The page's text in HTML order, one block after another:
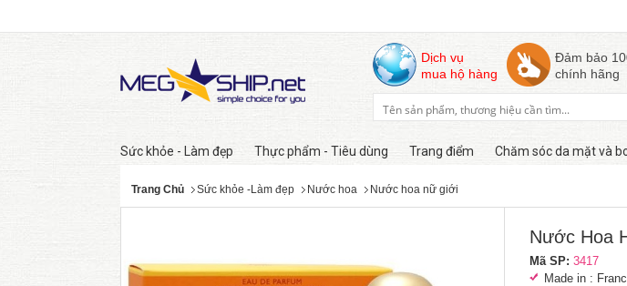
Dịch vụ
mua hộ hàng
Đảm bảo
chính hãng
Sức khỏe - Làm đẹp Thực phẩm - Tiêu dùng Trang điểm Chăm sóc da mặt và
Trang Chủ Sức khỏe -Làm đẹp Nước hoa Nước hoa nữ giới
Còn hàng
Nước Hoa
Mã SP: 3417
Made in :